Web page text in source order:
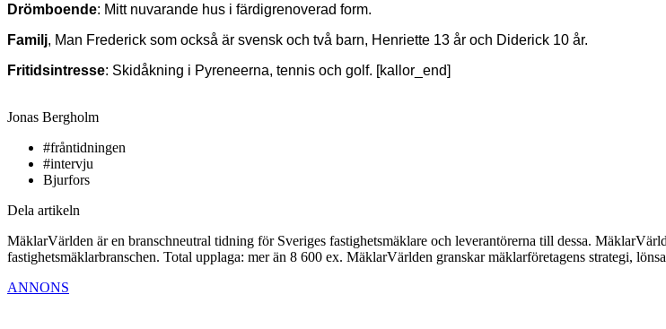
Drömboende: Mitt nuvarande hus i färdigrenoverad form.
Familj, Man Frederick som också är svensk och två barn, Henriette 13 år och Diderick 10 år.
Fritidsintresse: Skidåkning i Pyreneerna, tennis och golf. [kallor_end]
Jonas Bergholm
#fråntidningen
#intervju
Bjurfors
Dela artikeln
MäklarVärlden är en branschneutral tidning för Sveriges fastighetsmäklare och leverantörerna till dessa.
fastighetsmäklarbranschen. Total upplaga: mer än 8 600 ex. MäklarVärlden granskar mäklarföretagens strategi,
ANNONS